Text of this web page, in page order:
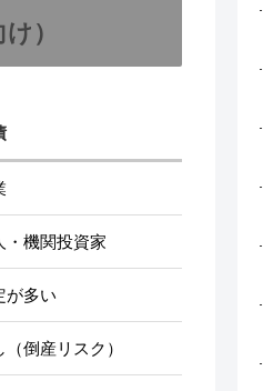
）
・機関投資家
が多い
（倒産リスク）